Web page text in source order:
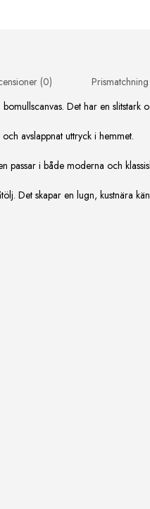
(0)
Prismatchning
Det har en slitstark
avslappnat uttryck i hemmet.
passar i både moderna och
Det skapar en lugn, kustnära